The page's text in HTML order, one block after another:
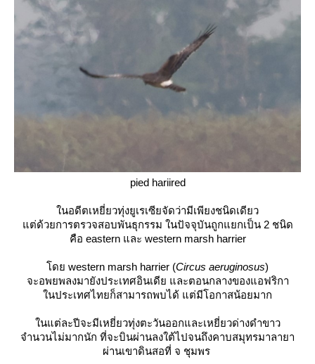
pied hariired
นอดีตเหยี่ยวทุ่งยูเรเซียจัดว่ามีเพียงชนิดเดียว
ต่ด้วยการตรวจสอบพันธุกรรม ในปัจจุบันถูกแยกเป็น 2 ชนิด
คือ eastern และ western marsh harrier
ดย western marsh harrier (Circus aeruginosus)
จะอพยพลงมายังประเทศอินเดีย และตอนกลางของแอฟริกา
นประเทศไทยก็สามารถพบได้ แต่มีโอกาสน้อยมาก
นแต่ละปีจะมีเหยี่ยวทุ่งตะวันออกและเหยี่ยวด่างดำขาว
จำนวนไม่มากนัก ที่จะบินผ่านลงใต้ไปจนถึงคาบสมุทรมาลายา
ผ่านเขาดินสอที่ จ ชุมพร